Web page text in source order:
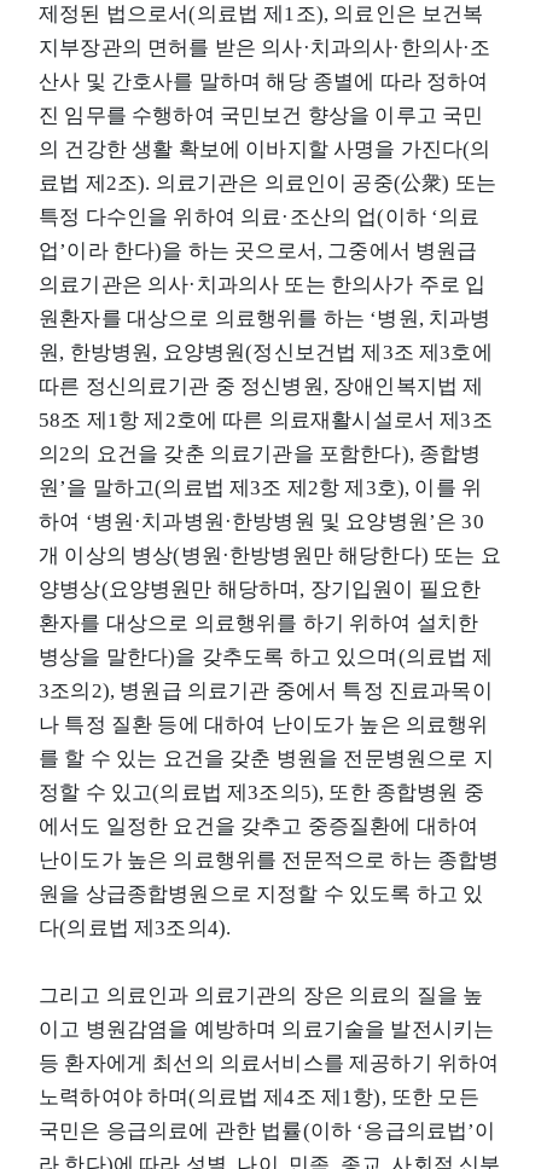
제정된 법으로서(의료법 제1조), 의료인은 보건복
지부장관의 면허를 받은 의사·치과의사·한의사·조
산사 및 간호사를 말하며 해당 종별에 따라 정하여
진 임무를 수행하여 국민보건 향상을 이루고 국민
의 건강한 생활 확보에 이바지할 사명을 가진다(의
료법 제2조). 의료기관은 의료인이 공중(公衆) 또는
특정 다수인을 위하여 의료·조산의 업(이하 ‘의료
업’이라 한다)을 하는 곳으로서, 그중에서 병원급
의료기관은 의사·치과의사 또는 한의사가 주로 입
원환자를 대상으로 의료행위를 하는 ‘병원, 치과병
원, 한방병원, 요양병원(정신보건법 제3조 제3호에
따른 정신의료기관 중 정신병원, 장애인복지법 제
58조 제1항 제2호에 따른 의료재활시설로서 제3조
의2의 요건을 갖춘 의료기관을 포함한다), 종합병
원’을 말하고(의료법 제3조 제2항 제3호), 이를 위
하여 ‘병원·치과병원·한방병원 및 요양병원’은 30
개 이상의 병상(병원·한방병원만 해당한다) 또는 요
양병상(요양병원만 해당하며, 장기입원이 필요한
환자를 대상으로 의료행위를 하기 위하여 설치한
병상을 말한다)을 갖추도록 하고 있으며(의료법 제
3조의2), 병원급 의료기관 중에서 특정 진료과목이
나 특정 질환 등에 대하여 난이도가 높은 의료행위
를 할 수 있는 요건을 갖춘 병원을 전문병원으로 지
정할 수 있고(의료법 제3조의5), 또한 종합병원 중
에서도 일정한 요건을 갖추고 중증질환에 대하여
난이도가 높은 의료행위를 전문적으로 하는 종합병
원을 상급종합병원으로 지정할 수 있도록 하고 있
다(의료법 제3조의4).
그리고 의료인과 의료기관의 장은 의료의 질을 높
이고 병원감염을 예방하며 의료기술을 발전시키는
등 환자에게 최선의 의료서비스를 제공하기 위하여
노력하여야 하며(의료법 제4조 제1항), 또한 모든
국민은 응급의료에 관한 법률(이하 ‘응급의료법’이
라 한다)에 따라 성별, 나이, 민족, 종교, 사회적 신분